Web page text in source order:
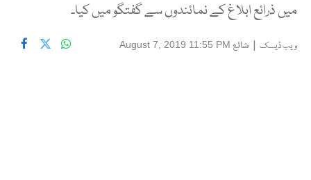
میں ذرائع ابلاغ کے نمائندوں سے گفتگو میں کیا۔
ویب ڈیسک | شائع August 7, 2019 11:55 PM